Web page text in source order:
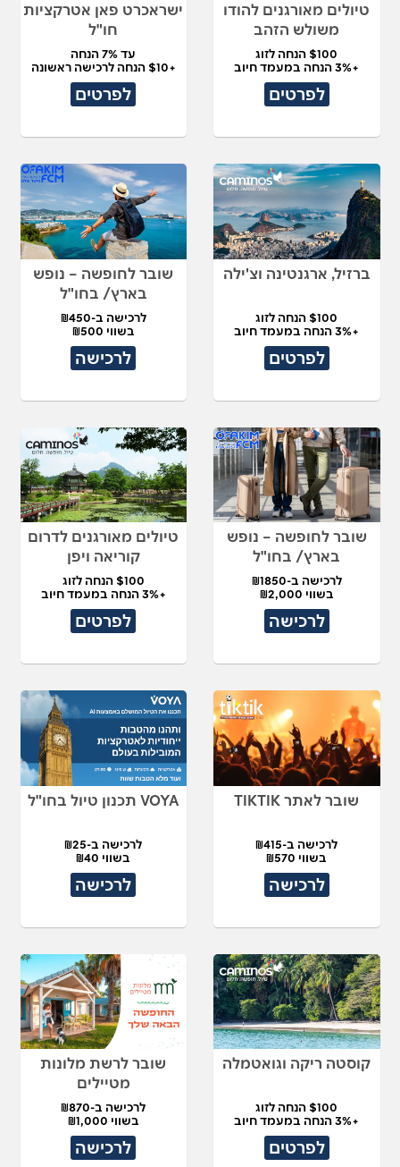
טיולים מאורגנים להודו
משולש הזהב
$100 הנחה לזוג
+3% הנחה במעמד חיוב
לפרטים
ישראכרט פאן אטרקציות
חו"ל
עד 7% הנחה
+$10 הנחה לרכישה ראשונה
לפרטים
ברזיל, ארגנטינה וצ'ילה
$100 הנחה לזוג
+3% הנחה במעמד חיוב
לפרטים
שובר לחופשה – נופש
בארץ/ בחו"ל
לרכישה ב-₪450
בשווי ₪500
לרכישה
שובר לחופשה – נופש
בארץ/ בחו"ל
לרכישה ב-₪1850
בשווי ₪2,000
לרכישה
טיולים מאורגנים לדרום
קוריאה ויפן
$100 הנחה לזוג
+3% הנחה במעמד חיוב
לפרטים
שובר לאתר TIKTIK
לרכישה ב-₪415
בשווי ₪570
לרכישה
VOYA תכנון טיול בחו"ל
לרכישה ב-₪25
בשווי ₪40
לרכישה
קוסטה ריקה וגואטמלה
$100 הנחה לזוג
+3% הנחה במעמד חיוב
לפרטים
שובר לרשת מלונות
מטיילים
לרכישה ב-₪870
בשווי ₪1,000
לרכישה